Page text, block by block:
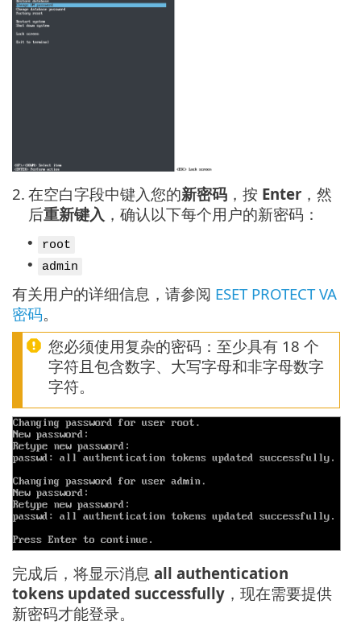
2. 在空白字段中键入您的新密码 ，按 Enter ，然
后重新键入 ，确认以下每个用户的新密码：
• root
• admin
有关用户的详细信息，请参阅 ESET PROTECT VA
密码。
您必须使用复杂的密码：至少具有 18 个
字符且包含数字、大写字母和非字母数字
字符。
完成后，将显示消息 all authentication
tokens updated successfully ，现在需要提供
新密码才能登录。